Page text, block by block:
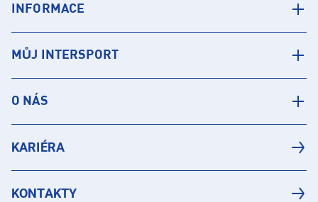
INFORMACE
MŮJ INTERSPORT
O NÁS
KARIÉRA
KONTAKTY